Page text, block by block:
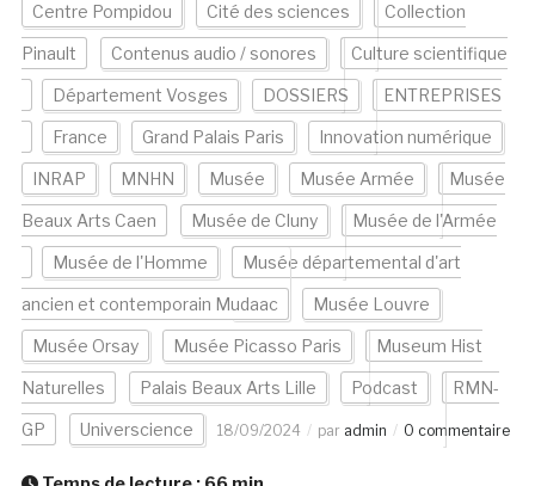
Centre Pompidou Cité des sciences Collection
Pinault Contenus audio / sonores Culture scientifique
Département Vosges DOSSIERS ENTREPRISES
France Grand Palais Paris Innovation numérique
INRAP MNHN Musée Musée Armée Musée
Beaux Arts Caen Musée de Cluny Musée de l'Armée
Musée de l'Homme Musée départemental d'art
ancien et contemporain Mudaac Musée Louvre
Musée Orsay Musée Picasso Paris Museum Hist
Naturelles Palais Beaux Arts Lille Podcast RMN-
GP Universcience 18/09/2024 par admin 0 commentaire